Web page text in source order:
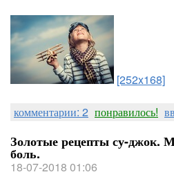
[252x168]
комментарии: 2 понравилось!
Золотые рецепты су-джок.
боль.
18-07-2018 01:06